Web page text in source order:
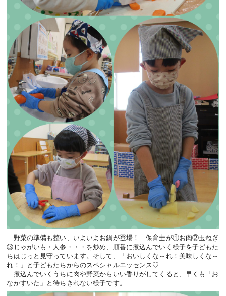
野菜の準備も整い、いよいよお鍋が登場！ 保育士が①お肉②玉ねぎ
③じゃがいも・人参・・・を炒め、順番に煮込んでいく様子を子どもた
ちはじっと見守っています。そして、「おいしくな～れ！美味しくな～
れ！」と子どもたちからのスペシャルエッセンス♡
煮込んでいくうちに肉や野菜からいい香りがしてくると、早くも「お
なかすいた」と待ちきれない様子です。